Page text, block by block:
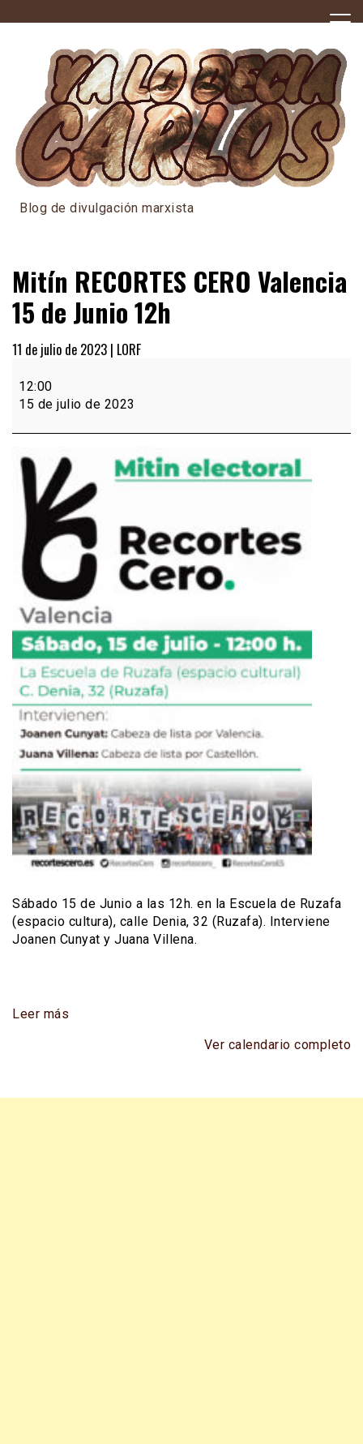
to
Blog de divulgación marxista
Mitín RECORTES CERO Valencia
15 de Junio 12h
11 de julio de 2023 | LORF
RECORTES
CERO
15
de
Junio
12h
12:00
15 de julio de 2023
Sábado 15 de Junio a las 12h. en la Escuela de Ruzafa
(espacio cultura), calle Denia, 32 (Ruzafa). Interviene
Joanen Cunyat y Juana Villena.
Leer más
Ver calendario completo